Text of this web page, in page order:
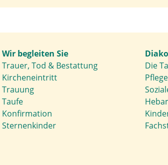
Wir begleiten Sie
Trauer, Tod & Bestattung
Kircheneintritt
Trauung
Taufe
Konfirmation
Sternenkinder
Die